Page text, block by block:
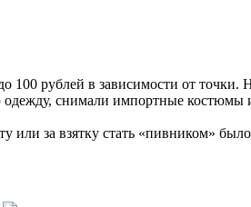
100 рублей в зависимости от точки.
одежду, снимали импортные костюмы
или за взятку стать «пивником»